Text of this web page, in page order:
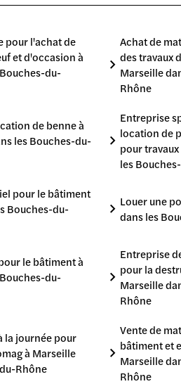
pour l'achat de
et d'occasion à
du-
Achat de
des travaux
Marseille
Rhône
de benne à
les Bouches-du-
Entreprise
location de
pour
les
pour le bâtiment
Bouches-du-
Louer une
dans les
le bâtiment à
du-
Entreprise
pour la
Marseille
Rhône
la journée pour
à Marseille
Rhône
Vente de
bâtiment et
Marseille
Rhône